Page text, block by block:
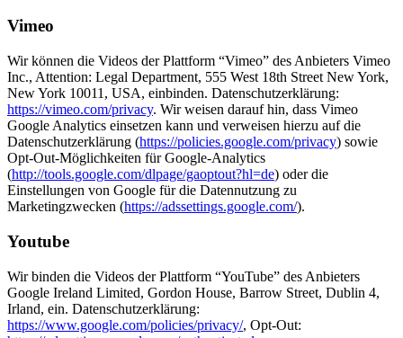
Vimeo
Wir können die Videos der Plattform “Vimeo” des Anbieters Vimeo
Inc., Attention: Legal Department, 555 West 18th Street New York,
New York 10011, USA, einbinden. Datenschutzerklärung:
https://vimeo.com/privacy. Wir weisen darauf hin, dass Vimeo
Google Analytics einsetzen kann und verweisen hierzu auf die
Datenschutzerklärung (https://policies.google.com/privacy) sowie
Opt-Out-Möglichkeiten für Google-Analytics
(http://tools.google.com/dlpage/gaoptout?hl=de) oder die
Einstellungen von Google für die Datennutzung zu
Marketingzwecken (https://adssettings.google.com/).
Youtube
Wir binden die Videos der Plattform “YouTube” des Anbieters
Google Ireland Limited, Gordon House, Barrow Street, Dublin 4,
Irland, ein. Datenschutzerklärung:
https://www.google.com/policies/privacy/, Opt-Out: